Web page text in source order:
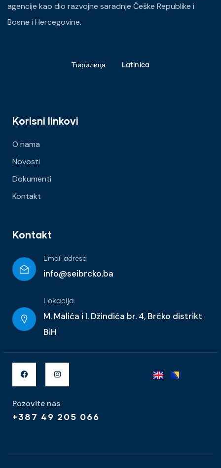
agencije kao dio razvojne saradnje Češke Republike i
Bosne i Hercegovine.
Ћирилица Latinica
Korisni linkovi
O nama
Novosti
Dokumenti
Kontakt
Kontakt
Email adresa
info@seibrcko.ba
Lokacija
M. Malića i I. Džindića br. 4, Brčko distrikt
BiH
Pozovite nas
+387 49 205 066